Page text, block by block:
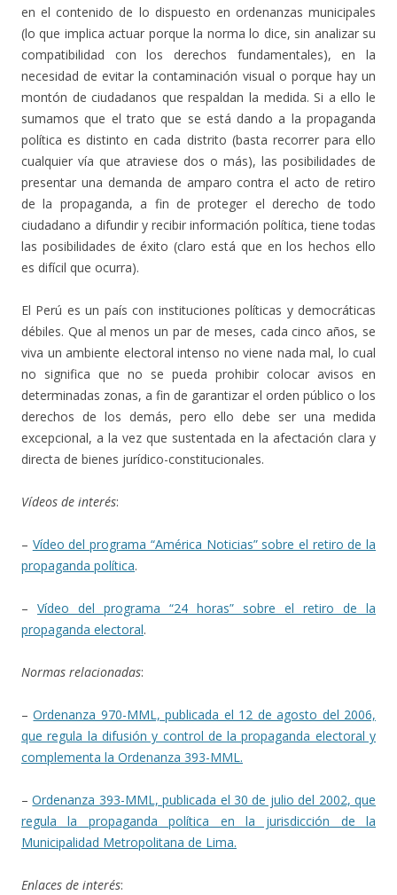
en el contenido de lo dispuesto en ordenanzas municipales
(lo que implica actuar porque la norma lo dice, sin analizar su
compatibilidad con los derechos fundamentales), en la
necesidad de evitar la contaminación visual o porque hay un
montón de ciudadanos que respaldan la medida. Si a ello le
sumamos que el trato que se está dando a la propaganda
política es distinto en cada distrito (basta recorrer para ello
cualquier vía que atraviese dos o más), las posibilidades de
presentar una demanda de amparo contra el acto de retiro
de la propaganda, a fin de proteger el derecho de todo
ciudadano a difundir y recibir información política, tiene todas
las posibilidades de éxito (claro está que en los hechos ello
es difícil que ocurra).
El Perú es un país con instituciones políticas y democráticas
débiles. Que al menos un par de meses, cada cinco años, se
viva un ambiente electoral intenso no viene nada mal, lo cual
no significa que no se pueda prohibir colocar avisos en
determinadas zonas, a fin de garantizar el orden público o los
derechos de los demás, pero ello debe ser una medida
excepcional, a la vez que sustentada en la afectación clara y
directa de bienes jurídico-constitucionales.
Vídeos de interés:
– Vídeo del programa “América Noticias” sobre el retiro de la
propaganda política.
– Vídeo del programa “24 horas” sobre el retiro de la
propaganda electoral.
Normas relacionadas:
–Ordenanza 970-MML, publicada el 12 de agosto del 2006,
que regula la difusión y control de la propaganda electoral y
complementa la Ordenanza 393-MML.
–Ordenanza 393-MML, publicada el 30 de julio del 2002, que
regula la propaganda política en la jurisdicción de la
Municipalidad Metropolitana de Lima.
Enlaces de interés: